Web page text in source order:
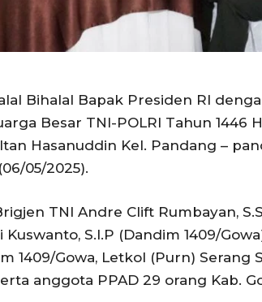
Bihalal Bapak Presiden RI
Besar TNI-POLRI Tahun 1446
Hasanuddin Kel. Pandang –
05/2025).
TNI Andre Clift Rumbayan,
S.I.P (Dandim 1409/
1409/Gowa, Letkol (Purn) Serang
anggota PPAD 29 orang Kab.